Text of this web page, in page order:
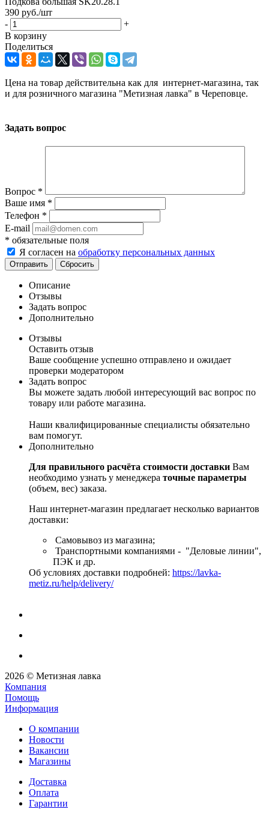
390 руб./шт
-
+
В корзину
Поделиться
Цена на товар действительна как для интернет-магазина, так
и для розничного магазина "Метизная лавка" в Череповце.
Задать вопрос
Вопрос *
Ваше имя *
Телефон *
E-mail
* обязательные поля
Я согласен на обработку персональных данных
Сбросить
Описание
Отзывы
Задать вопрос
Дополнительно
Отзывы
Оставить отзыв
Ваше сообщение успешно отправлено и ожидает
проверки модератором
Задать вопрос
Вы можете задать любой интересующий вас вопрос по
товару или работе магазина.
Наши квалифицированные специалисты обязательно
вам помогут.
Дополнительно
Для правильного расчёта стоимости доставки Вам
необходимо узнать у менеджера точные параметры
(объем, вес) заказа.
Наш интернет-магазин предлагает несколько вариантов
доставки:
Самовывоз из магазина;
Транспортными компаниями - "Деловые линии",
ПЭК и др.
Об условиях доставки подробней: https://lavka-
metiz.ru/help/delivery/
2026 © Метизная лавка
Компания
Помощь
Информация
О компании
Новости
Вакансии
Магазины
Доставка
Оплата
Гарантии